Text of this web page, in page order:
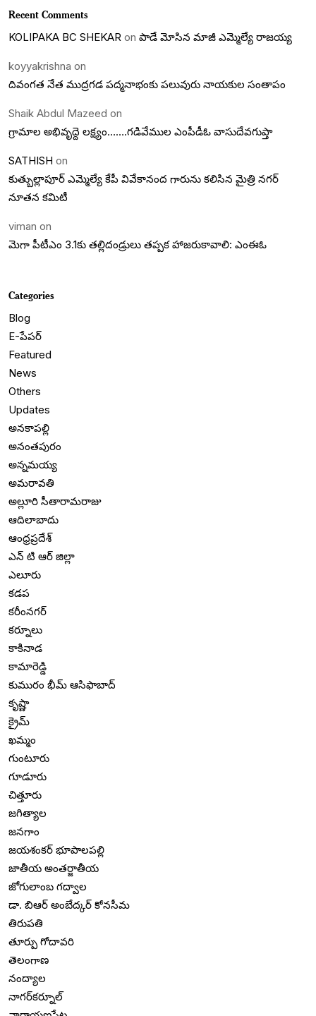
Recent Comments
KOLIPAKA BC SHEKAR on పాడే మోసిన మాజీ ఎమ్మెల్యే రాజయ్య
koyyakrishna on
దివంగత నేత ముద్రగడ పద్మనాభంకు పలువురు నాయకుల సంతాపం
Shaik Abdul Mazeed on
గ్రామాల అభివృద్దె లక్ష్యం…….గడివేముల ఎంపీడీఓ వాసుదేవగుప్తా
SATHISH on
కుత్బుల్లాపూర్ ఎమ్మెల్యే కేపీ వివేకానంద గారును కలిసిన మైత్రి నగర్
నూతన కమిటీ
viman on
మెగా పీటీఎం 3.1కు తల్లిదండ్రులు తప్పక హాజరుకావాలి: ఎంఈఓ
Categories
Blog
E-పేపర్
Featured
News
Others
Updates
అనకాపల్లి
అనంతపురం
అన్నమయ్య
అమరావతి
అల్లూరి సీతారామరాజు
ఆదిలాబాదు
ఆంధ్రప్రదేశ్
ఎన్ టి ఆర్ జిల్లా
ఎలూరు
కడప
కరీంనగర్
కర్నూలు
కాకినాడ
కామారెడ్డి
కుమురం భీమ్ ఆసిఫాబాద్
కృష్ణా
క్రైమ్
ఖమ్మం
గుంటూరు
గూడూరు
చిత్తూరు
జగిత్యాల
జనగాం
జయశంకర్ భూపాలపల్లి
జాతీయ అంతర్జాతీయ
జోగులాంబ గద్వాల
డా. బిఆర్ అంబేద్కర్ కోనసీమ
తిరుపతి
తూర్పు గోదావరి
తెలంగాణ
నంద్యాల
నాగర్‌కర్నూల్